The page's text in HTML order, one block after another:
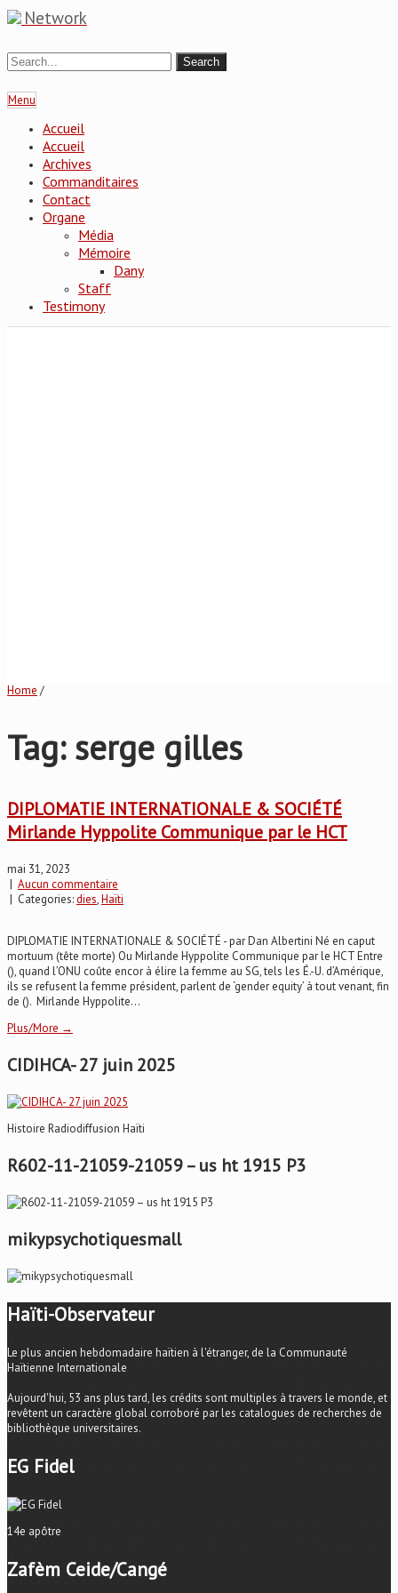
Network
Menu
Accueil
Accueil
Archives
Commanditaires
Contact
Organe
Média
Mémoire
Dany
Staff
Testimony
Home /
Tag: serge gilles
DIPLOMATIE INTERNATIONALE & SOCIÉTÉ
Mirlande Hyppolite Communique par le HCT
mai 31, 2023
| Aucun commentaire
| Categories:dies,Haïti
DIPLOMATIE INTERNATIONALE & SOCIÉTÉ - par Dan Albertini Né en caput
mortuum (tête morte) Ou Mirlande Hyppolite Communique par le HCT Entre
(), quand l’ONU coûte encor à élire la femme au SG, tels les É.-U. d’Amérique,
ils se refusent la femme président, parlent de ‘gender equity’ à tout venant, fin
de (). Mirlande Hyppolite...
Plus/More →
CIDIHCA- 27 juin 2025
Histoire Radiodiffusion Haïti
R602-11-21059-21059 – us ht 1915 P3
mikypsychotiquesmall
Haïti-Observateur
Le plus ancien hebdomadaire haïtien à l'étranger, de la Communauté
Haïtienne Internationale
Aujourd'hui, 53 ans plus tard, les crédits sont multiples à travers le monde, et
revêtent un caractère global corroboré par les catalogues de recherches de
bibliothèque universitaires.
EG Fidel
14e apôtre
Zafèm Ceide/Cangé